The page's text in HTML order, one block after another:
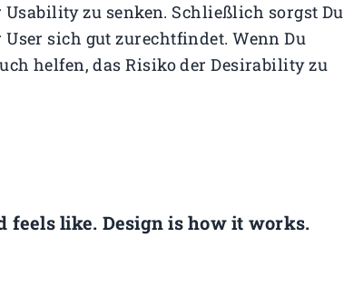
zu senken. Schließlich sorgst Du
sich gut zurechtfindet. Wenn Du
helfen, das Risiko der Desirability zu
feels like. Design is how it works.